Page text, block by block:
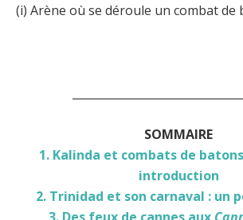
(i) Arène où se déroule un combat de
SOMMAIRE
1. Kalinda et combats de
introduction
2. Trinidad et son carnaval : un